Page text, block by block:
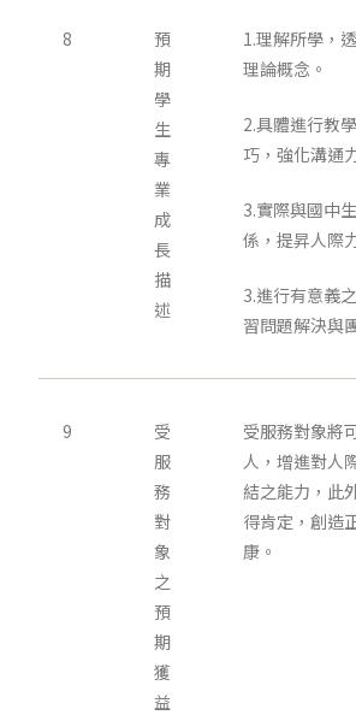
8
預
期
學
生
專
業
成
長
描
述
1.理解所學，
理論概念。
2.具體進行教
巧，強化溝通
3.實際與國中
係，提昇人際
3.進行有意義
習問題解決與
9
受
服
務
對
象
之
預
期
獲
益
受服務對象將
人，增進對人
結之能力，此
得肯定，創造
康。